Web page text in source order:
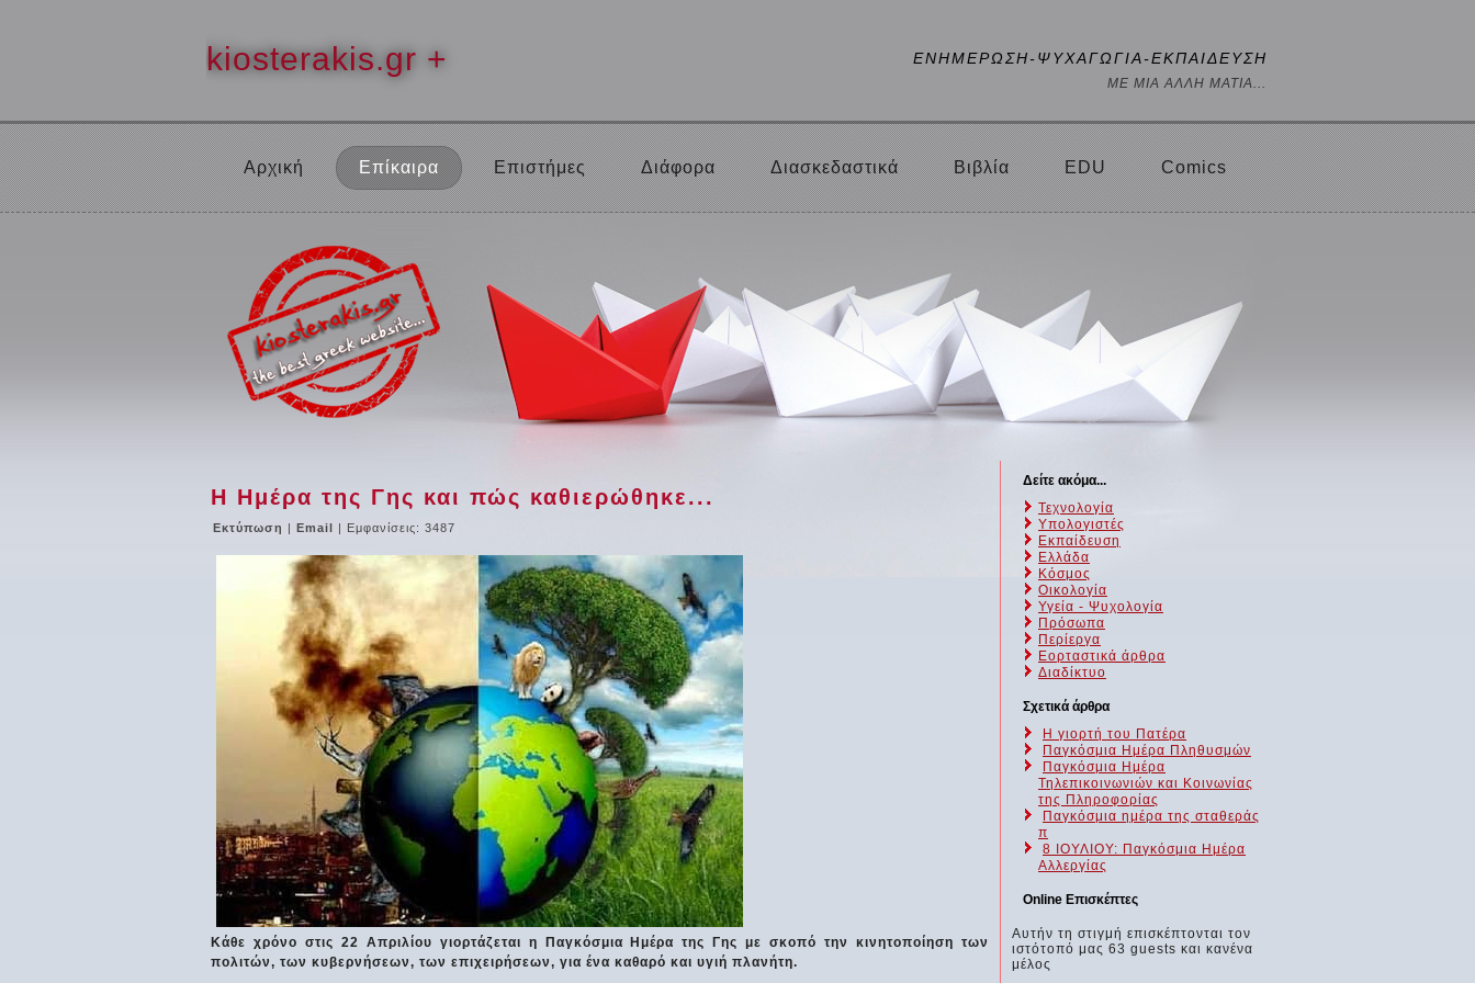
kiosterakis.gr + ΕΝΗΜΕΡΩΣΗ-ΨΥΧΑΓΩΓΙΑ-ΕΚΠΑΙΔΕΥΣΗ
ΜΕ ΜΙΑ ΑΛΛΗ ΜΑΤΙΑ...
Αρχική Επίκαιρα Επιστήμες Διάφορα Διασκεδαστικά Βιβλία EDU Comics
Η Ημέρα της Γης και πώς καθιερώθηκε...
Εκτύπωση | Email | Εμφανίσεις: 3487
Κάθε χρόνο στις 22 Απριλίου γιορτάζεται η Παγκόσμια Ημέρα της Γης με σκοπό την κινητοποίηση των
πολιτών, των κυβερνήσεων, των επιχειρήσεων, για ένα καθαρό και υγιή πλανήτη.
Δείτε ακόμα...
Τεχνολογία
Υπολογιστές
Εκπαίδευση
Ελλάδα
Κόσμος
Οικολογία
Υγεία - Ψυχολογία
Πρόσωπα
Περίεργα
Εορταστικά άρθρα
Διαδίκτυο
Σχετικά άρθρα
Η γιορτή του Πατέρα
Παγκόσμια Ημέρα Πληθυσμών
Παγκόσμια Ημέρα
Τηλεπικοινωνιών και Κοινωνίας
της Πληροφορίας
Παγκόσμια ημέρα της σταθεράς
π
8 ΙΟΥΛΙΟΥ: Παγκόσμια Ημέρα
Αλλεργίας
Online Επισκέπτες
Αυτήν τη στιγμή επισκέπτονται τον
ιστότοπό μας 63 guests και κανένα
μέλος